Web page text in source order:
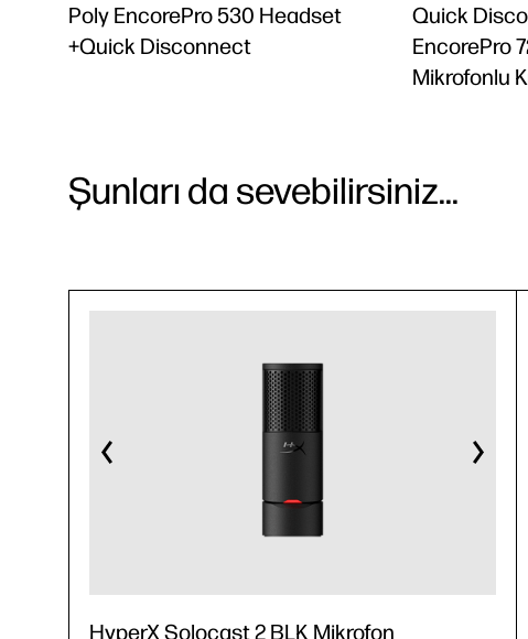
Poly EncorePro 530 Headset
+Quick Disconnect
Quick
EncorePro
Mikrofonlu
Şunları da sevebilirsiniz...
HyperX Solocast 2 BLK Mikrofon